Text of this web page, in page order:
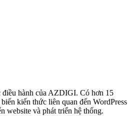
hành của AZDIGI. Có hơn 15
kiến thức liên quan đến WordPress
website và phát triển hệ thống.